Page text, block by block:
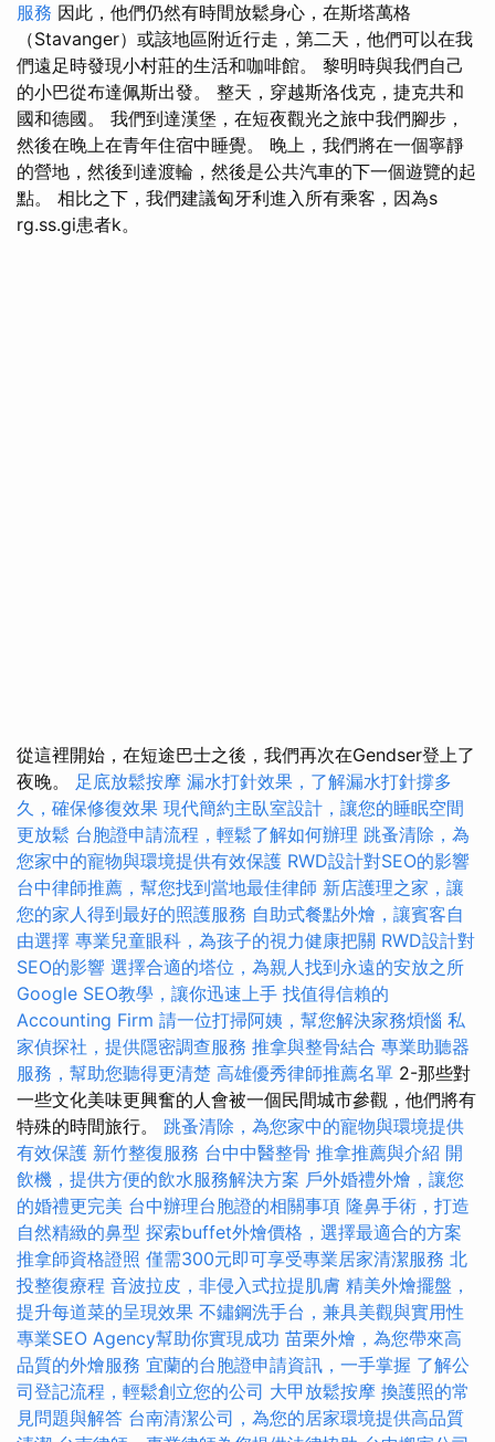
服務 因此，他們仍然有時間放鬆身心，在斯塔萬格
（Stavanger）或該地區附近行走，第二天，他們可以在我
們遠足時發現小村莊的生活和咖啡館。 黎明時與我們自己
的小巴從布達佩斯出發。 整天，穿越斯洛伐克，捷克共和
國和德國。 我們到達漢堡，在短夜觀光之旅中我們腳步，
然後在晚上在青年住宿中睡覺。 晚上，我們將在一個寧靜
的營地，然後到達渡輪，然後是公共汽車的下一個遊覽的起
點。 相比之下，我們建議匈牙利進入所有乘客，因為s
rg.ss.gi患者k。
從這裡開始，在短途巴士之後，我們再次在Gendser登上了
夜晚。 足底放鬆按摩 漏水打針效果，了解漏水打針撐多
久，確保修復效果 現代簡約主臥室設計，讓您的睡眠空間
更放鬆 台胞證申請流程，輕鬆了解如何辦理 跳蚤清除，為
您家中的寵物與環境提供有效保護 RWD設計對SEO的影響
台中律師推薦，幫您找到當地最佳律師 新店護理之家，讓
您的家人得到最好的照護服務 自助式餐點外燴，讓賓客自
由選擇 專業兒童眼科，為孩子的視力健康把關 RWD設計對
SEO的影響 選擇合適的塔位，為親人找到永遠的安放之所
Google SEO教學，讓你迅速上手 找值得信賴的
Accounting Firm 請一位打掃阿姨，幫您解決家務煩惱 私
家偵探社，提供隱密調查服務 推拿與整骨結合 專業助聽器
服務，幫助您聽得更清楚 高雄優秀律師推薦名單 2-那些對
一些文化美味更興奮的人會被一個民間城市參觀，他們將有
特殊的時間旅行。 跳蚤清除，為您家中的寵物與環境提供
有效保護 新竹整復服務 台中中醫整骨 推拿推薦與介紹 開
飲機，提供方便的飲水服務解決方案 戶外婚禮外燴，讓您
的婚禮更完美 台中辦理台胞證的相關事項 隆鼻手術，打造
自然精緻的鼻型 探索buffet外燴價格，選擇最適合的方案
推拿師資格證照 僅需300元即可享受專業居家清潔服務 北
投整復療程 音波拉皮，非侵入式拉提肌膚 精美外燴擺盤，
提升每道菜的呈現效果 不鏽鋼洗手台，兼具美觀與實用性
專業SEO Agency幫助你實現成功 苗栗外燴，為您帶來高
品質的外燴服務 宜蘭的台胞證申請資訊，一手掌握 了解公
司登記流程，輕鬆創立您的公司 大甲放鬆按摩 換護照的常
見問題與解答 台南清潔公司，為您的居家環境提供高品質